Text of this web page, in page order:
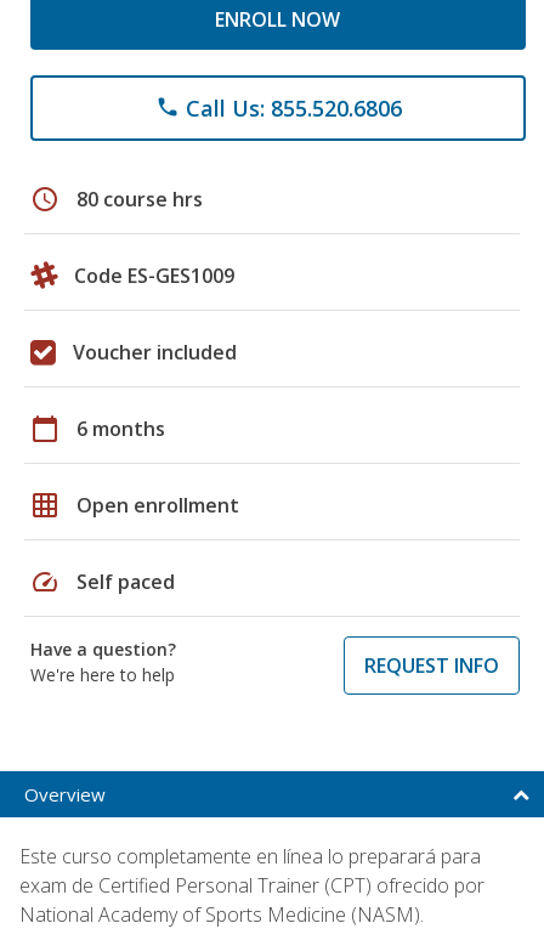
ENROLL NOW
phone Call Us: 855.520.6806
schedule 80 course hrs
Code ES-GES1009
Voucher included
calendar_today 6 months
grid_on Open enrollment
speed Self paced
Have a question?
We're here to help
REQUEST INFO
Overview
Este curso completamente en línea lo preparará para
exam de Certified Personal Trainer (CPT) ofrecido por
National Academy of Sports Medicine (NASM).